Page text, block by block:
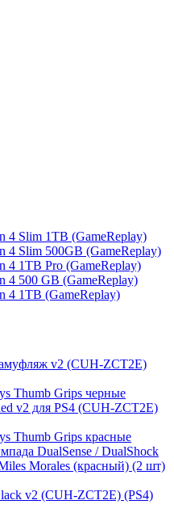
4 Slim 1TB (GameReplay)
4 Slim 500GB (GameReplay)
4 1TB Pro (GameReplay)
4 500 GB (GameReplay)
4 1TB (GameReplay)
v2 (CUH-ZCT2E)
Thumb Grips черные
v2 для PS4 (CUH-ZCT2E)
Thumb Grips красные
DualSense / DualShock
Morales (красный) (2 шт)
v2 (CUH-ZCT2E) (PS4)